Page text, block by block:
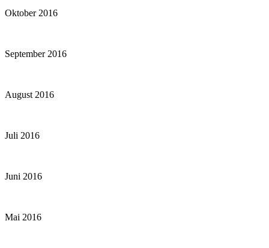
Oktober 2016
September 2016
August 2016
Juli 2016
Juni 2016
Mai 2016